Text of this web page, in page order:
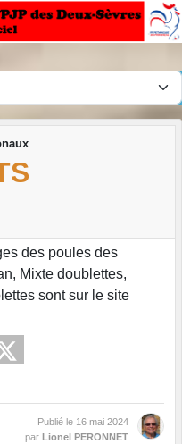
des poules des
Mixte doublettes,
sont sur le site
Publié le 16 mai 2024
par Lionel PERONNET